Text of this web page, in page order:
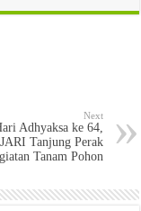
Next
Adhyaksa ke 64,
Tanjung Perak
Tanam Pohon